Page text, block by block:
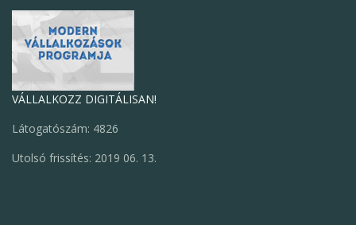
VÁLLALKOZZ DIGITÁLISAN!
Látogatószám: 4826
Utolsó frissítés: 2019 06. 13.